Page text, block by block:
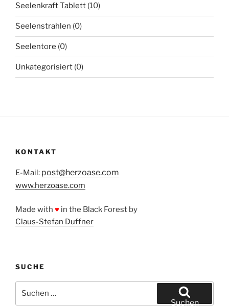
Seelenkraft Tablett (10)
Seelenstrahlen (0)
Seelentore (0)
Unkategorisiert (0)
KONTAKT
E-Mail: post@herzoase.com
www.herzoase.com
Made with ♥ in the Black Forest by
Claus-Stefan Duffner
SUCHE
nach:
Suchen